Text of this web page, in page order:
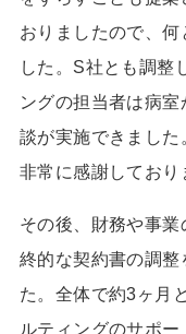
おりましたので、何
した。 S社とも調整
ングの担当者は病
談が実施できました
非常に感謝しており
その後、財務や事
終的な契約書の調整
た。全体で約3ヶ月
ルティングのサポ